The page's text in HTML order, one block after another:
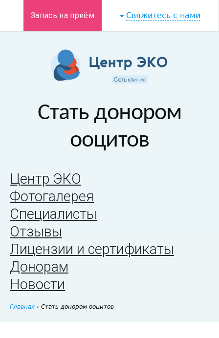
Свяжитесь с нами
Запись на приём
Стать донором
ооцитов
Центр ЭКО
Фотогалерея
Специалисты
Отзывы
Лицензии и сертификаты
Донорам
Новости
Главная › Стать донором ооцитов